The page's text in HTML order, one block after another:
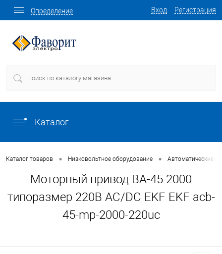
Вход Регистрация
Определение
Каталог
Каталог товаров • Низковольтное оборудование • Автоматические
Моторный привод ВА-45 2000
типоразмер 220В AC/DC EKF EKF acb-
45-mp-2000-220uc